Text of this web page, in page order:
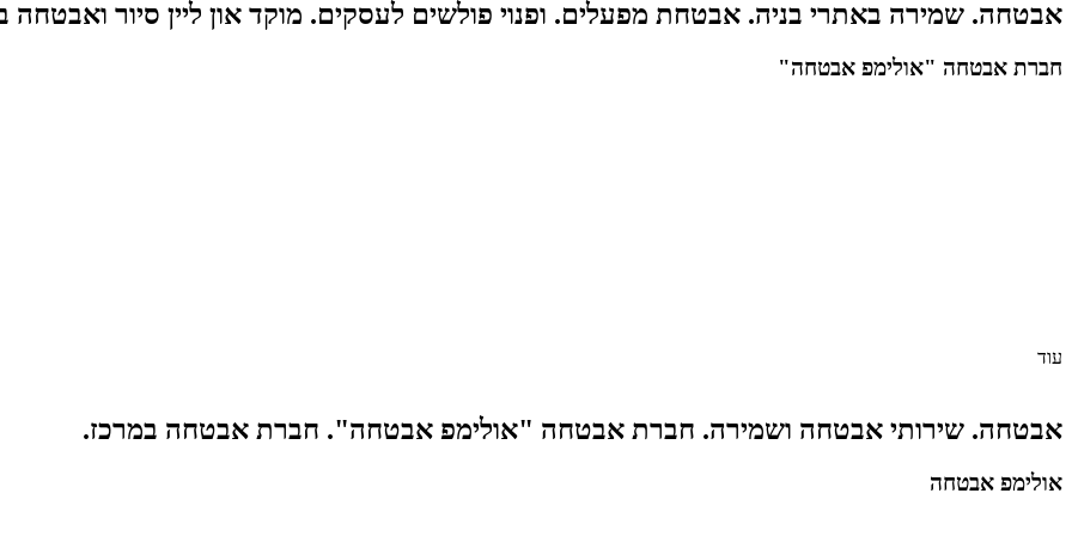
אבטחה. שמירה באתרי בניה. אבטחת מפעלים. ופנוי פולשים לעסקים. מוקד און ליין סיור
חברת אבטחה "אולימפ אבטחה"
עוד
אבטחה. שירותי אבטחה ושמירה. חברת אבטחה "אולימפ אבטחה". חברת אבטחה במרכז.
אולימפ אבטחה